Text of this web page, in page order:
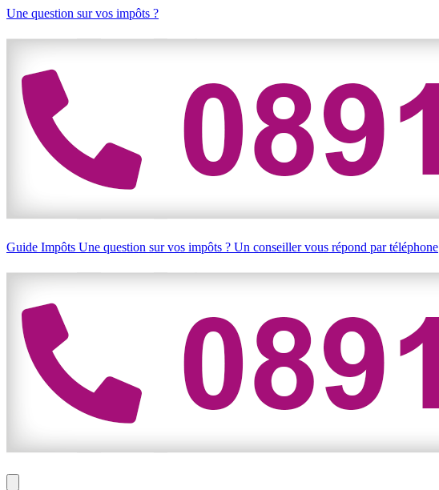
Une question sur vos impôts ?
Guide Impôts Une question sur vos impôts ? Un conseiller vous répond par téléphone